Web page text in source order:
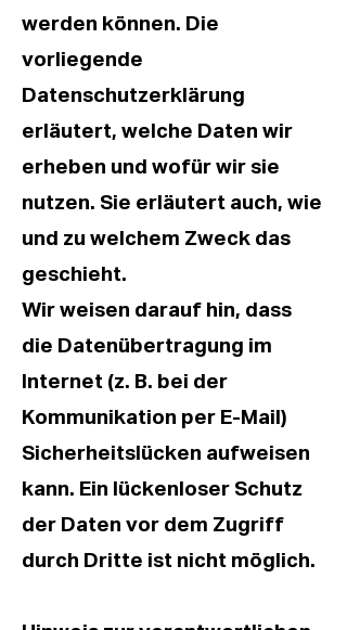
werden können. Die
vorliegende
Datenschutzerklärung
erläutert, welche Daten wir
erheben und wofür wir sie
nutzen. Sie erläutert auch, wie
und zu welchem Zweck das
geschieht.
Wir weisen darauf hin, dass
die Datenübertragung im
Internet (z. B. bei der
Kommunikation per E-Mail)
Sicherheitslücken aufweisen
kann. Ein lückenloser Schutz
der Daten vor dem Zugriff
durch Dritte ist nicht möglich.